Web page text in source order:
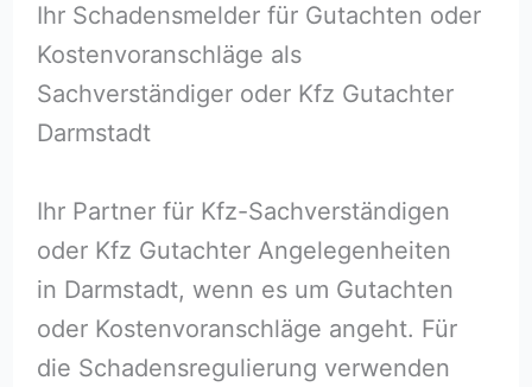
Ihr Schadensmelder für Gutachten oder
Kostenvoranschläge als
Sachverständiger oder Kfz Gutachter
Darmstadt
Ihr Partner für Kfz-Sachverständigen
oder Kfz Gutachter Angelegenheiten
in Darmstadt, wenn es um Gutachten
oder Kostenvoranschläge angeht. Für
die Schadensregulierung verwenden